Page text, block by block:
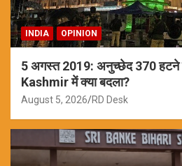
INDIA OPINION
5 अगस्त 2019: अनुच्छेद 370
Kashmir में क्या बदला?
August 5, 2026 RD Desk